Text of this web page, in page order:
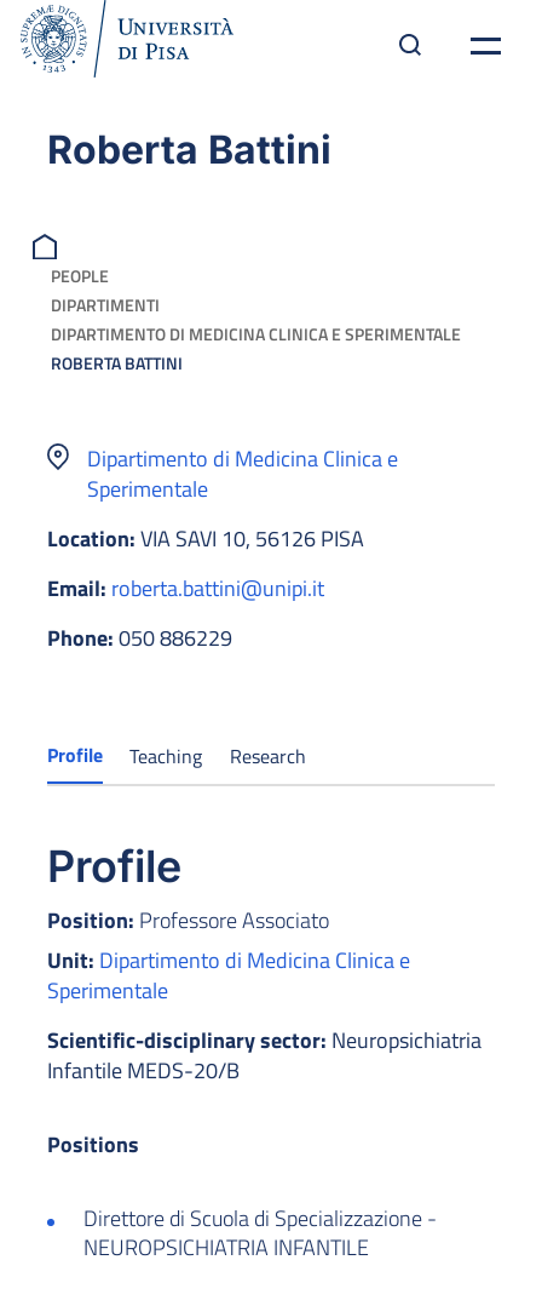
Roberta Battini
PEOPLE
DIPARTIMENTI
DIPARTIMENTO DI MEDICINA CLINICA E SPERIMENTALE
ROBERTA BATTINI
Dipartimento di Medicina Clinica e
Sperimentale
Location:VIA SAVI 10, 56126 PISA
Email: roberta.battini@unipi.it
Phone:050 886229
Profile Teaching Research
Profile
Position: Professore Associato
Unit: Dipartimento di Medicina Clinica e
Sperimentale
Scientific-disciplinary sector: Neuropsichiatria
Infantile MEDS-20/B
Positions
Direttore di Scuola di Specializzazione -
NEUROPSICHIATRIA INFANTILE